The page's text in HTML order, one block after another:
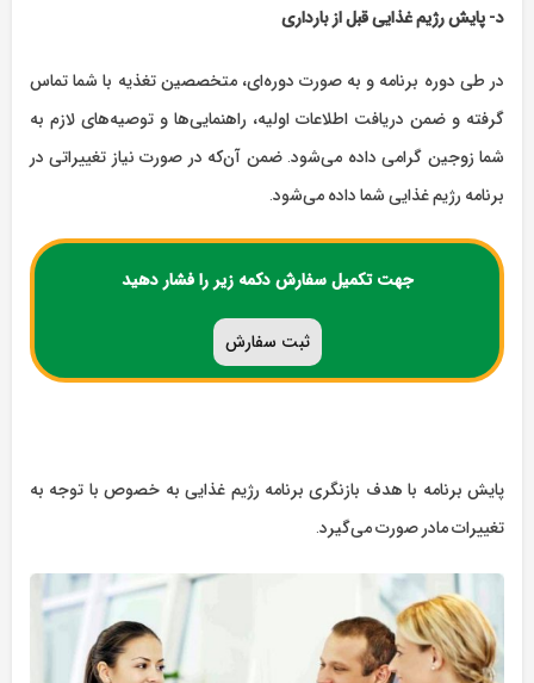
د- پایش رژیم غذایی قبل از بارداری
در طی دوره برنامه و به صورت دوره‌ای، متخصصین تغذیه با شما تماس
گرفته و ضمن دریافت اطلاعات اولیه، راهنمایی‌ها و توصیه‌های لازم به
شما زوجین گرامی داده می‌شود. ضمن آن‌که در صورت نیاز تغییراتی در
برنامه رژیم غذایی شما داده می‌شود.
جهت تکمیل سفارش دکمه زیر را فشار دهید
ثبت سفارش
پایش برنامه با هدف بازنگری برنامه رژیم غذایی به خصوص با توجه به
تغییرات مادر صورت می‌گیرد.